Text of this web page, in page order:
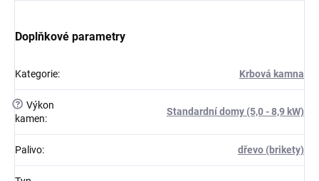
Doplňkové parametry
Kategorie: Krbová kamna
? Výkon
kamen:
Standardní domy (5,0 - 8,9 kW)
Palivo: dřevo (brikety)